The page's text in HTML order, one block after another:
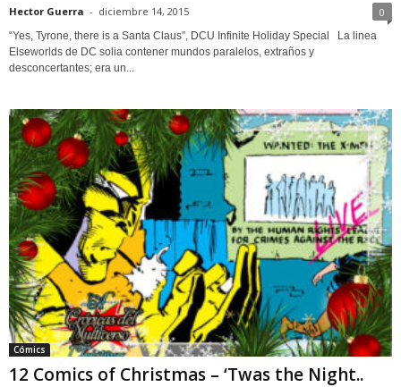
Hector Guerra - diciembre 14, 2015 0
“Yes, Tyrone, there is a Santa Claus”, DCU Infinite Holiday Special La linea
Elseworlds de DC solia contener mundos paralelos, extraños y
desconcertantes; era un...
Cómics
12 Comics of Christmas – ‘Twas the Night..